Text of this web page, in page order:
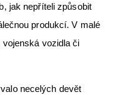
jak nepříteli způsobit
produkcí. V malé
vozidla či
necelých devět